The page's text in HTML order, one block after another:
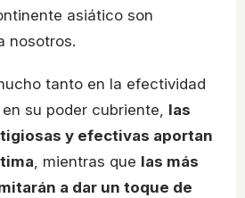
asiático son
nosotros.
tanto en la efectividad
su poder cubriente, las
y efectivas aportan
, mientras que las más
a dar un toque de